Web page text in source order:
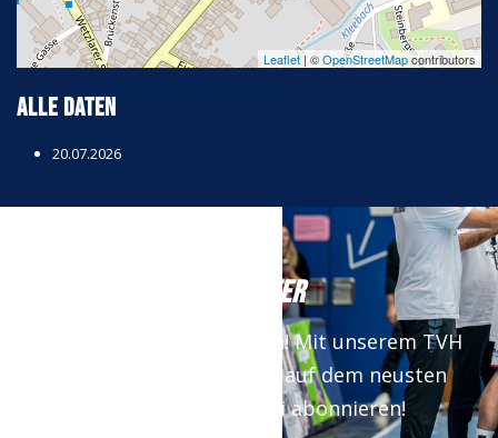
Leaflet| ©OpenStreetMapcontributors
Alle Daten
20.07.2026
NEWSLETTER
Keine News mehr verpassen! Mit unserem TVH
Newsletter bist du immer auf dem neusten
Stand. Jetzt kostenfrei abonnieren!